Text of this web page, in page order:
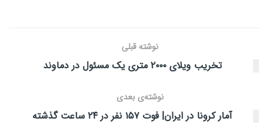
نوشته قبلی
تخریب ویلای ۲۰۰۰ متری یک مسئول در دماوند
نوشته‌ی بعدی
آمار کرونا در ایران| فوت ۱۵۷ نفر در ۲۴ ساعت گذشته